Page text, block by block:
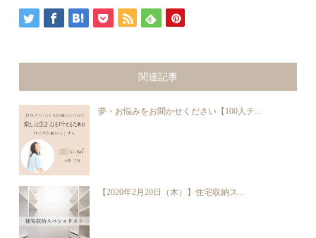
関連記事
夢・お悩みをお聞かせください【100人チ...
【2020年2月20日（木）】住宅収納ス...